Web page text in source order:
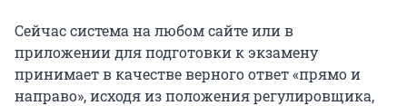
Сейчас система на любом сайте или в
приложении для подготовки к экзамену
принимает в качестве верного ответ «прямо и
направо», исходя из положения регулировщика,